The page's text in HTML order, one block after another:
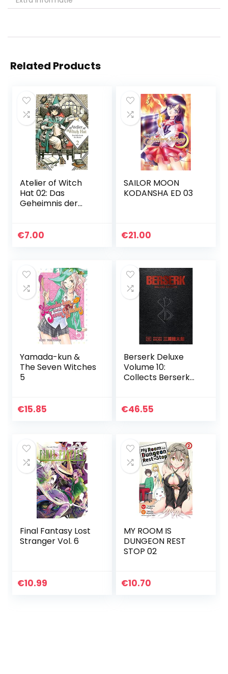
Related Products
Atelier of Witch
Hat 02: Das
Geheimnis der
€7.00
SAILOR MOON
KODANSHA ED 03
€21.00
Yamada-kun &
The Seven Witches
5
€15.85
Berserk Deluxe
Volume 10:
Collects Berserk
€46.55
Final Fantasy Lost
Stranger Vol. 6
€10.99
MY ROOM IS
DUNGEON REST
STOP 02
€10.70